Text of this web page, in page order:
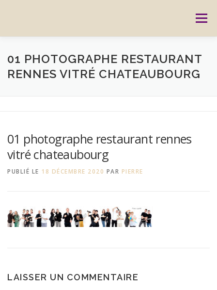
Menu
ACCUEIL PRESTATIONS CARTES CADEAUX
01 PHOTOGRAPHE RESTAURANT
RENNES VITRÉ CHATEAUBOURG
01 photographe restaurant rennes
vitré chateaubourg
PUBLIÉ LE 18 DÉCEMBRE 2020 PAR PIERRE
LAISSER UN COMMENTAIRE